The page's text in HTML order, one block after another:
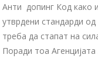
Анти допинг Код како
утврдени стандарди
треба да стапат на
Поради тоа